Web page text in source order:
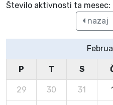
Število aktivnosti ta mesec:
nazaj
P T S
29 30 31